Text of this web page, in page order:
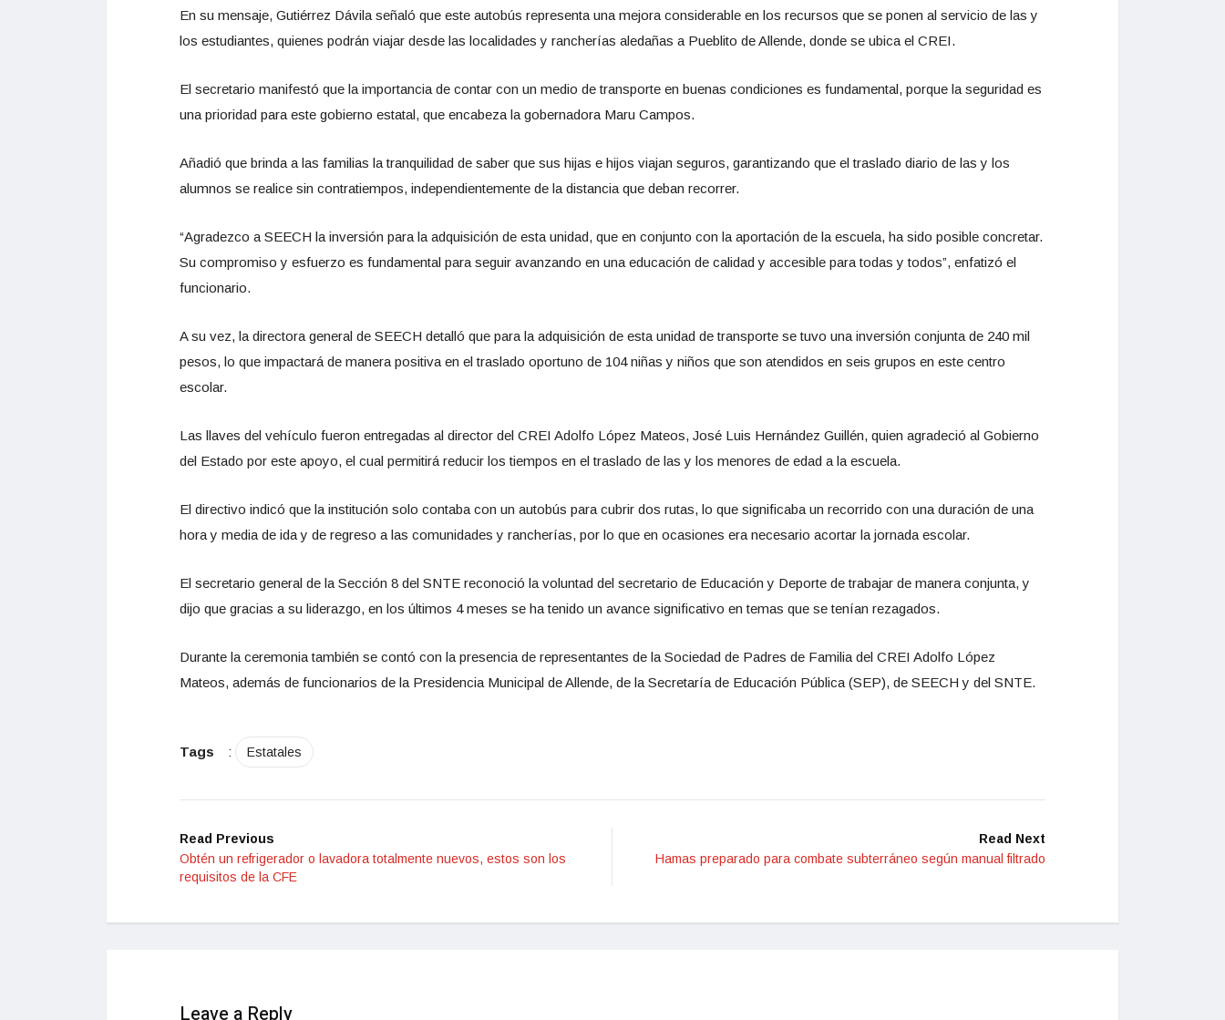
En su mensaje, Gutiérrez Dávila señaló que este autobús representa una mejora considerable en los recursos que se ponen al servicio de las y
los estudiantes, quienes podrán viajar desde las localidades y rancherías aledañas a Pueblito de Allende, donde se ubica el CREI.
El secretario manifestó que la importancia de contar con un medio de transporte en buenas condiciones es fundamental, porque la seguridad es
una prioridad para este gobierno estatal, que encabeza la gobernadora Maru Campos.
Añadió que brinda a las familias la tranquilidad de saber que sus hijas e hijos viajan seguros, garantizando que el traslado diario de las y los
alumnos se realice sin contratiempos, independientemente de la distancia que deban recorrer.
“Agradezco a SEECH la inversión para la adquisición de esta unidad, que en conjunto con la aportación de la escuela, ha sido posible concretar.
Su compromiso y esfuerzo es fundamental para seguir avanzando en una educación de calidad y accesible para todas y todos”, enfatizó el
funcionario.
A su vez, la directora general de SEECH detalló que para la adquisición de esta unidad de transporte se tuvo una inversión conjunta de 240 mil
pesos, lo que impactará de manera positiva en el traslado oportuno de 104 niñas y niños que son atendidos en seis grupos en este centro
escolar.
Las llaves del vehículo fueron entregadas al director del CREI Adolfo López Mateos, José Luis Hernández Guillén, quien agradeció al Gobierno
del Estado por este apoyo, el cual permitirá reducir los tiempos en el traslado de las y los menores de edad a la escuela.
El directivo indicó que la institución solo contaba con un autobús para cubrir dos rutas, lo que significaba un recorrido con una duración de una
hora y media de ida y de regreso a las comunidades y rancherías, por lo que en ocasiones era necesario acortar la jornada escolar.
El secretario general de la Sección 8 del SNTE reconoció la voluntad del secretario de Educación y Deporte de trabajar de manera conjunta, y
dijo que gracias a su liderazgo, en los últimos 4 meses se ha tenido un avance significativo en temas que se tenían rezagados.
Durante la ceremonia también se contó con la presencia de representantes de la Sociedad de Padres de Familia del CREI Adolfo López
Mateos, además de funcionarios de la Presidencia Municipal de Allende, de la Secretaría de Educación Pública (SEP), de SEECH y del SNTE.
Tags : Estatales
Read Previous
Obtén un refrigerador o lavadora totalmente nuevos, estos son los
requisitos de la CFE
Read Next
Hamas preparado para combate subterráneo según manual filtrado
Leave a Reply